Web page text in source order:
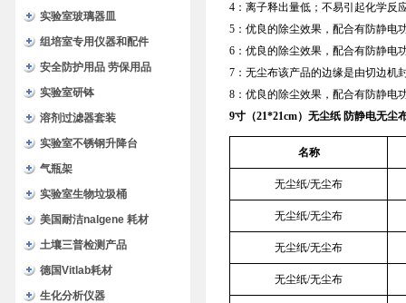
实验室玻璃器皿
组培室专用仪器和配件
安全防护用品 劳保用品
实验室研钵
溶剂过滤器套装
实验室不锈钢升降台
气瓶架
实验室生物垃圾桶
美国耐洁nalgene 耗材
土壤三普检测产品
德国Vitlab耗材
生化分析仪器
4：离子释出量低；不易引起化学反
5：优良的除尘效果，配合有防静电
6：优良的除尘效果，配合有防静电
7：无尘布该产品的边缘是由切边机
8：优良的除尘效果，配合有防静电
9寸（21*21cm）无尘纸 防静电无尘
名称
无尘纸/无尘布
无尘纸/无尘布
无尘纸/无尘布
无尘纸/无尘布